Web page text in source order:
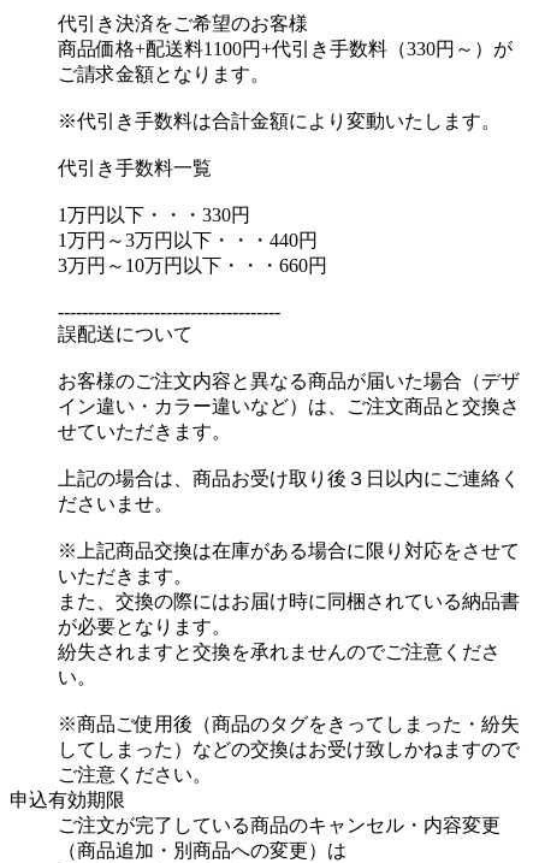
代引き決済をご希望のお客様
商品価格+配送料1100円+代引き手数料（330円～）が
ご請求金額となります。
※代引き手数料は合計金額により変動いたします。
代引き手数料一覧
1万円以下・・・330円
1万円～3万円以下・・・440円
3万円～10万円以下・・・660円
-------------------------------------
誤配送について
お客様のご注文内容と異なる商品が届いた場合（デザ
イン違い・カラー違いなど）は、ご注文商品と交換さ
せていただきます。
上記の場合は、商品お受け取り後３日以内にご連絡く
ださいませ。
※上記商品交換は在庫がある場合に限り対応をさせて
いただきます。
また、交換の際にはお届け時に同梱されている納品書
が必要となります。
紛失されますと交換を承れませんのでご注意くださ
い。
※商品ご使用後（商品のタグをきってしまった・紛失
してしまった）などの交換はお受け致しかねますので
ご注意ください。
申込有効期限
ご注文が完了している商品のキャンセル・内容変更
（商品追加・別商品への変更）は